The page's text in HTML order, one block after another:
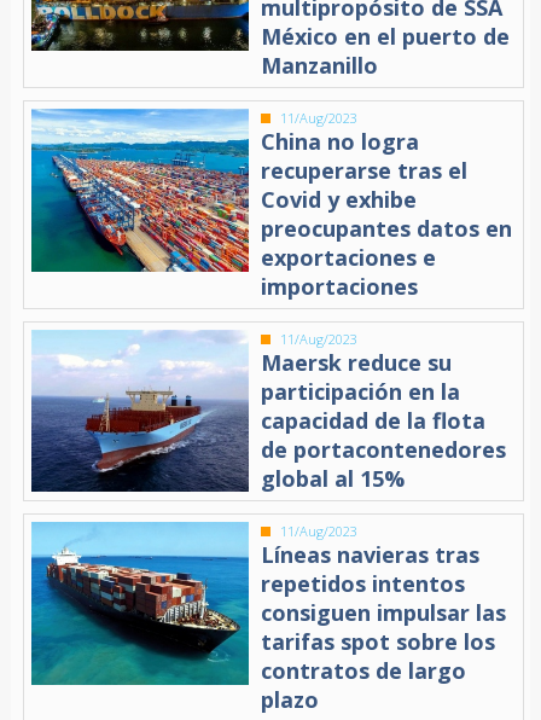
multipropósito de SSA
México en el puerto de
Manzanillo
11/Aug/2023
China no logra
recuperarse tras el
Covid y exhibe
preocupantes datos en
exportaciones e
importaciones
11/Aug/2023
Maersk reduce su
participación en la
capacidad de la flota
de portacontenedores
global al 15%
11/Aug/2023
Líneas navieras tras
repetidos intentos
consiguen impulsar las
tarifas spot sobre los
contratos de largo
plazo